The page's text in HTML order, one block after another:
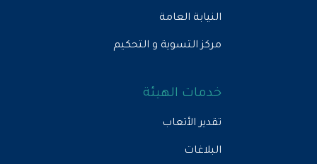
النيابة العامة
مركز التسوية و التحكيم
خدمات الهيئة
تقدير الأتعاب
البلاغات